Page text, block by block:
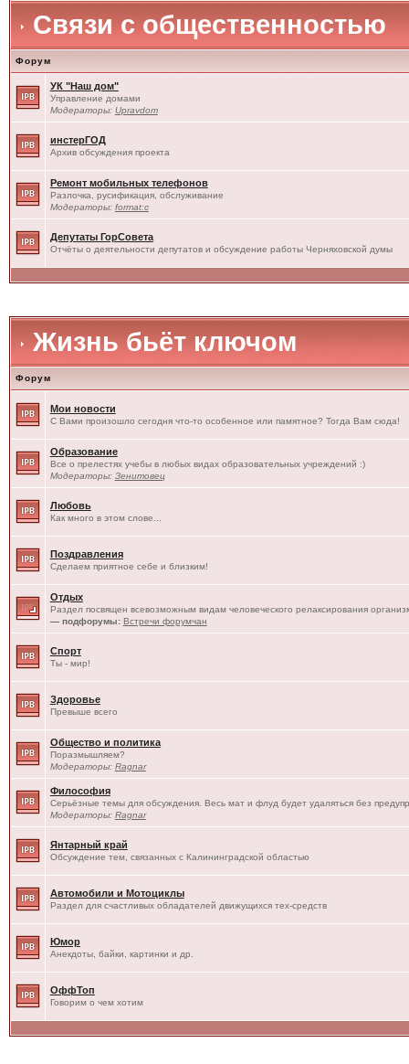
Связи с общественностью
Форум
УК "Наш дом"
Управление домами
Модераторы: Upravdom
инстерГОД
Архив обсуждения проекта
Ремонт мобильных телефонов
Разлочка, русификация, обслуживание
Модераторы: format:c
Депутаты ГорСовета
Отчёты о деятельности депутатов и обсуждение работы Черняховской думы
Жизнь бьёт ключом
Форум
Мои новости
С Вами произошло сегодня что-то особенное или памятное? Тогда Вам сюда!
Образование
Все о прелестях учебы в любых видах образовательных учреждений :)
Модераторы: Зенитовец
Любовь
Как много в этом слове...
Поздравления
Сделаем приятное себе и близким!
Отдых
Раздел посвящен всевозможным видам человеческого релаксирования
— подфорумы: Встречи форумчан
Спорт
Ты - мир!
Здоровье
Превыше всего
Общество и политика
Поразмышляем?
Модераторы: Ragnar
Философия
Серьёзные темы для обсуждения. Весь мат и флуд будет удаляться без
Модераторы: Ragnar
Янтарный край
Обсуждение тем, связанных с Калининградской областью
Автомобили и Мотоциклы
Раздел для счастливых обладателей движущихся тех-средств
Юмор
Анекдоты, байки, картинки и др.
ОффТоп
Говорим о чем хотим